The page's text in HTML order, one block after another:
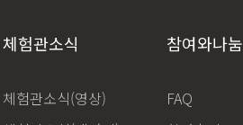
체험관소식
체험관소식(영상)
참여와나눔
FAQ